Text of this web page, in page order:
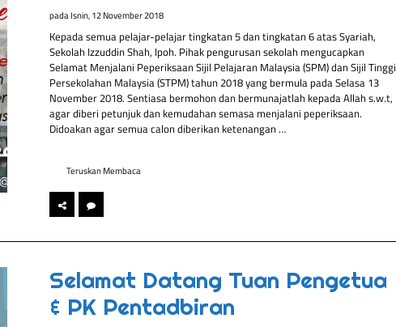
padaIsnin, 12 November 2018
Kepada semua pelajar-pelajar tingkatan 5 dan tingkatan 6 atas Syariah,
Sekolah Izzuddin Shah, Ipoh. Pihak pengurusan sekolah mengucapkan
Selamat Menjalani Peperiksaan Sijil Pelajaran Malaysia (SPM) dan Sijil Tinggi
Persekolahan Malaysia (STPM) tahun 2018 yang bermula pada Selasa 13
November 2018. Sentiasa bermohon dan bermunajatlah kepada Allah s.w.t,
agar diberi petunjuk dan kemudahan semasa menjalani peperiksaan.
Didoakan agar semua calon diberikan ketenangan …
Teruskan Membaca
Selamat Datang Tuan Pengetua
& PK Pentadbiran